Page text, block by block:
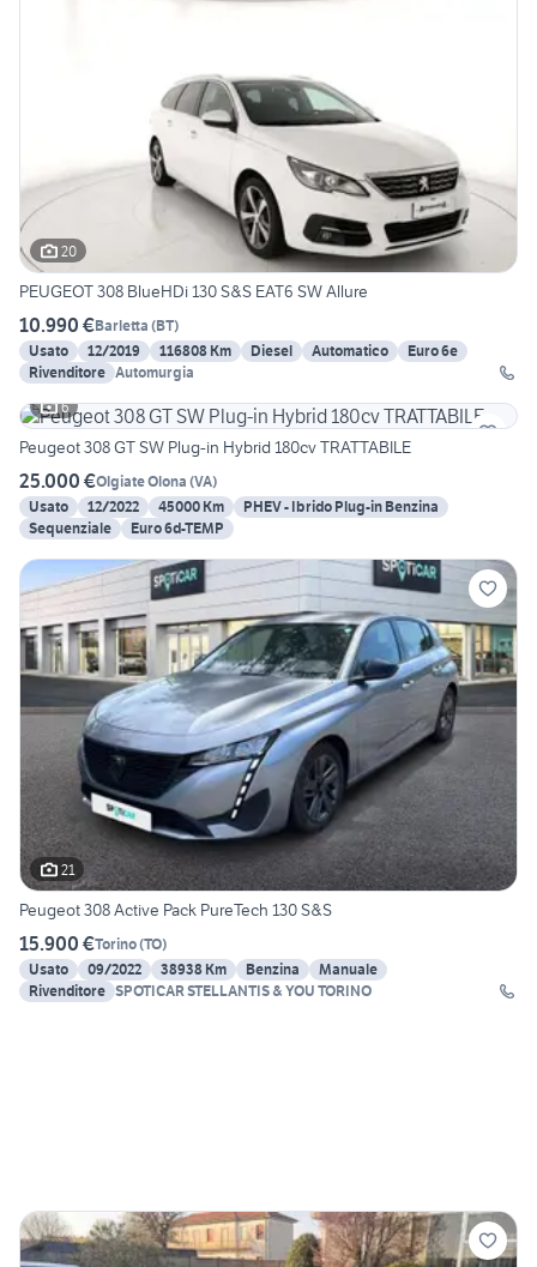
20
PEUGEOT 308 BlueHDi 130 S&S EAT6 SW Allure
10.990 €Barletta (BT)
Usato
12/2019 116808 Km Diesel Automatico
Euro 6e
Rivenditore Automurgia
6
Peugeot 308 GT SW Plug-in Hybrid 180cv TRATTABILE
25.000 €Olgiate Olona (VA)
Usato
12/2022 45000 Km
PHEV - Ibrido Plug-in Benzina
Sequenziale
Euro 6d-TEMP
21
Peugeot 308 Active Pack PureTech 130 S&S
15.900 €Torino(TO)
Usato
09/2022 38938 Km Benzina
Manuale
Rivenditore SPOTICAR STELLANTIS & YOU TORINO